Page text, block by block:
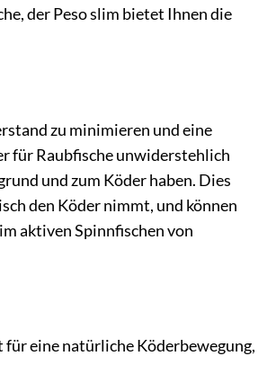
der Peso slim bietet Ihnen die
zu minimieren und eine
für Raubfische unwiderstehlich
und zum Köder haben. Dies
den Köder nimmt, und können
aktiven Spinnfischen von
eine natürliche Köderbewegung,